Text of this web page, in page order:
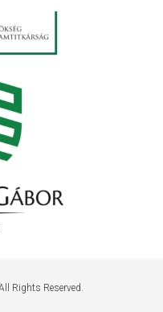
Rights Reserved.